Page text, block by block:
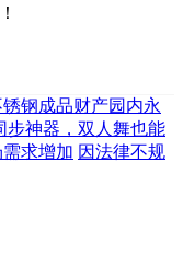
钢成品财产园内永
步神器，双人舞也能
求增加 因法律不规